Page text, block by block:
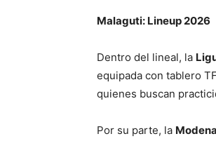
Malaguti: Lineup 2026
Dentro del lineal, la
equipada con tablero
quienes buscan
Por su parte, la